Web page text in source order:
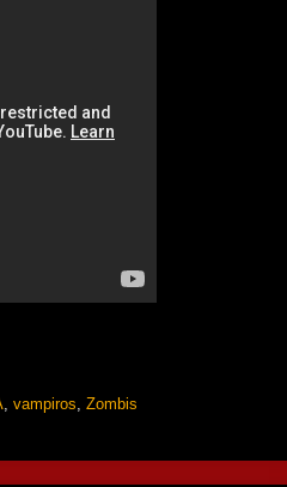
vampiros Zombis